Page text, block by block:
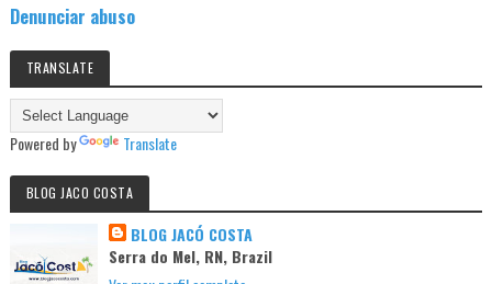
Denunciar abuso
TRANSLATE
Powered by Translate
BLOG JACO COSTA
BLOG JACÓ COSTA
Serra do Mel, RN, Brazil